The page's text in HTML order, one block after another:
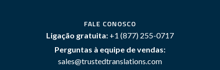
FALE CONOSCO
Ligação gratuita: +1 (877) 255-0717
Perguntas à equipe de vendas:
sales@trustedtranslations.com